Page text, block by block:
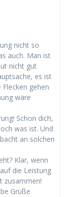
nicht so
auch. Man ist
nicht gut
es ist
gehen
wäre
Schon dich,
was ist. Und
an solchen
Klar, wenn
die Leistung
zusammen!
Grüße